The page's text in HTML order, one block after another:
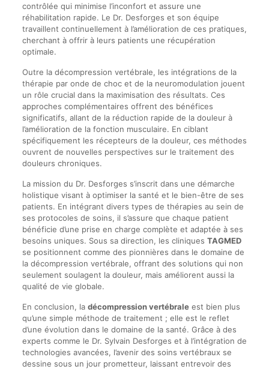
contrôlée qui minimise l’inconfort et assure une
réhabilitation rapide. Le Dr. Desforges et son équipe
travaillent continuellement à l’amélioration de ces pratiques,
cherchant à offrir à leurs patients une récupération
optimale.
Outre la décompression vertébrale, les intégrations de la
thérapie par onde de choc et de la neuromodulation jouent
un rôle crucial dans la maximisation des résultats. Ces
approches complémentaires offrent des bénéfices
significatifs, allant de la réduction rapide de la douleur à
l’amélioration de la fonction musculaire. En ciblant
spécifiquement les récepteurs de la douleur, ces méthodes
ouvrent de nouvelles perspectives sur le traitement des
douleurs chroniques.
La mission du Dr. Desforges s’inscrit dans une démarche
holistique visant à optimiser la santé et le bien-être de ses
patients. En intégrant divers types de thérapies au sein de
ses protocoles de soins, il s’assure que chaque patient
bénéficie d’une prise en charge complète et adaptée à ses
besoins uniques. Sous sa direction, les cliniques TAGMED
se positionnent comme des pionnières dans le domaine de
la décompression vertébrale, offrant des solutions qui non
seulement soulagent la douleur, mais améliorent aussi la
qualité de vie globale.
En conclusion, la décompression vertébraleest bien plus
qu’une simple méthode de traitement ; elle est le reflet
d’une évolution dans le domaine de la santé. Grâce à des
experts comme le Dr. Sylvain Desforges et à l’intégration de
technologies avancées, l’avenir des soins vertébraux se
dessine sous un jour prometteur, laissant entrevoir des